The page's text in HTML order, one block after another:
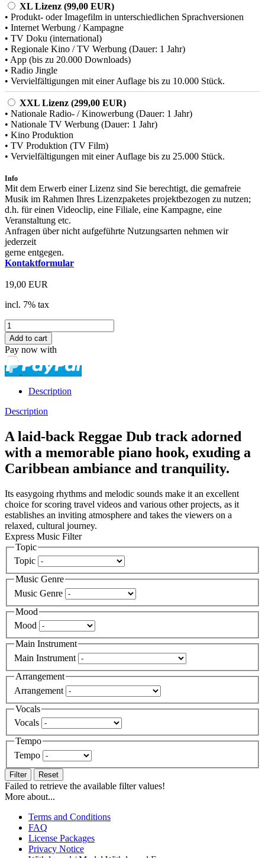
XL Lizenz (99,00 EUR)
• Produkt- oder Imagefilm in unterschiedlichen Sprachversionen
• Internet Werbung / Kampagne
• TV Doku (international)
• Regionale Kino / TV Werbung (Dauer: 1 Jahr)
• App (bis zu 20.000 Downloads)
• Radio Jingle
• Vervielfältigungen mit einer Auflage bis zu 10.000 Stück.
XXL Lizenz (299,00 EUR)
• Nationale Radio- / Kinowerbung (Dauer: 1 Jahr)
• Nationale TV Werbung (Dauer: 1 Jahr)
• Kino Produktion
• TV Produktion (TV Film)
• Vervielfältigungen mit einer Auflage bis zu 25.000 Stück.
Info
Mit dem Erwerb einer Lizenz sind Sie berechtigt, die gemafreie
Musik im Rahmen Ihres Lizenzpaketes projektbezogen zu nutzen;
d.h. für einen Videoclip, eine Filiale, eine Kampagne, eine
Veranstaltung etc.
Anfragen über nicht aufgeführte Nutzungsarten nehmen wir
jederzeit
gerne entgegen.
Kontaktformular
19,00 EUR
incl. 7% tax
Pay now with
Description
Description
A laid-back Reggae Dub track adorned
with a memorable piano hook, exuding a
Caribbean ambiance and tranquility.
Its easygoing rhythms and melodic sounds make it an excellent
choice for scoring travel videos and various other projects, as it
establishes an inviting atmosphere and takes the viewers on a
relaxed, cultural journey.
Express Music Filter
Topic
Topic
Music Genre
Music Genre
Mood
Mood
Main Instrument
Main Instrument
Arrangement
Arrangement
Vocals
Vocals
Tempo
Tempo
Filter Reset
Failed to retrieve the available filter values!
More about...
Terms and Conditions
FAQ
License Packages
Privacy Notice